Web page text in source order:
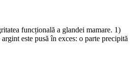
funcțională a glandei mamare. 1)
este pusă în exces: o parte precipită